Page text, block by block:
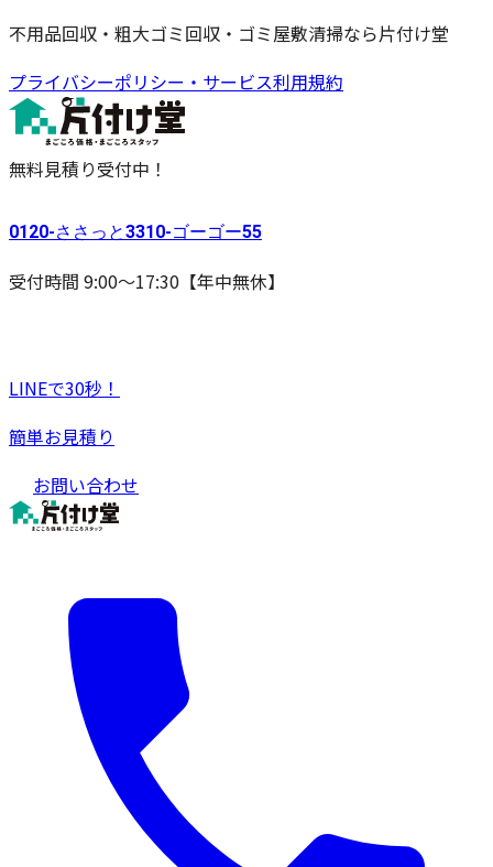
不用品回収・粗大ゴミ回収・ゴミ屋敷清掃なら片付け堂
プライバシーポリシー・サービス利用規約
無料見積り受付中！
0120-ささっと3310-ゴーゴー55
受付時間 9:00〜17:30【年中無休】
LINEで30秒！
簡単お見積り
お問い合わせ